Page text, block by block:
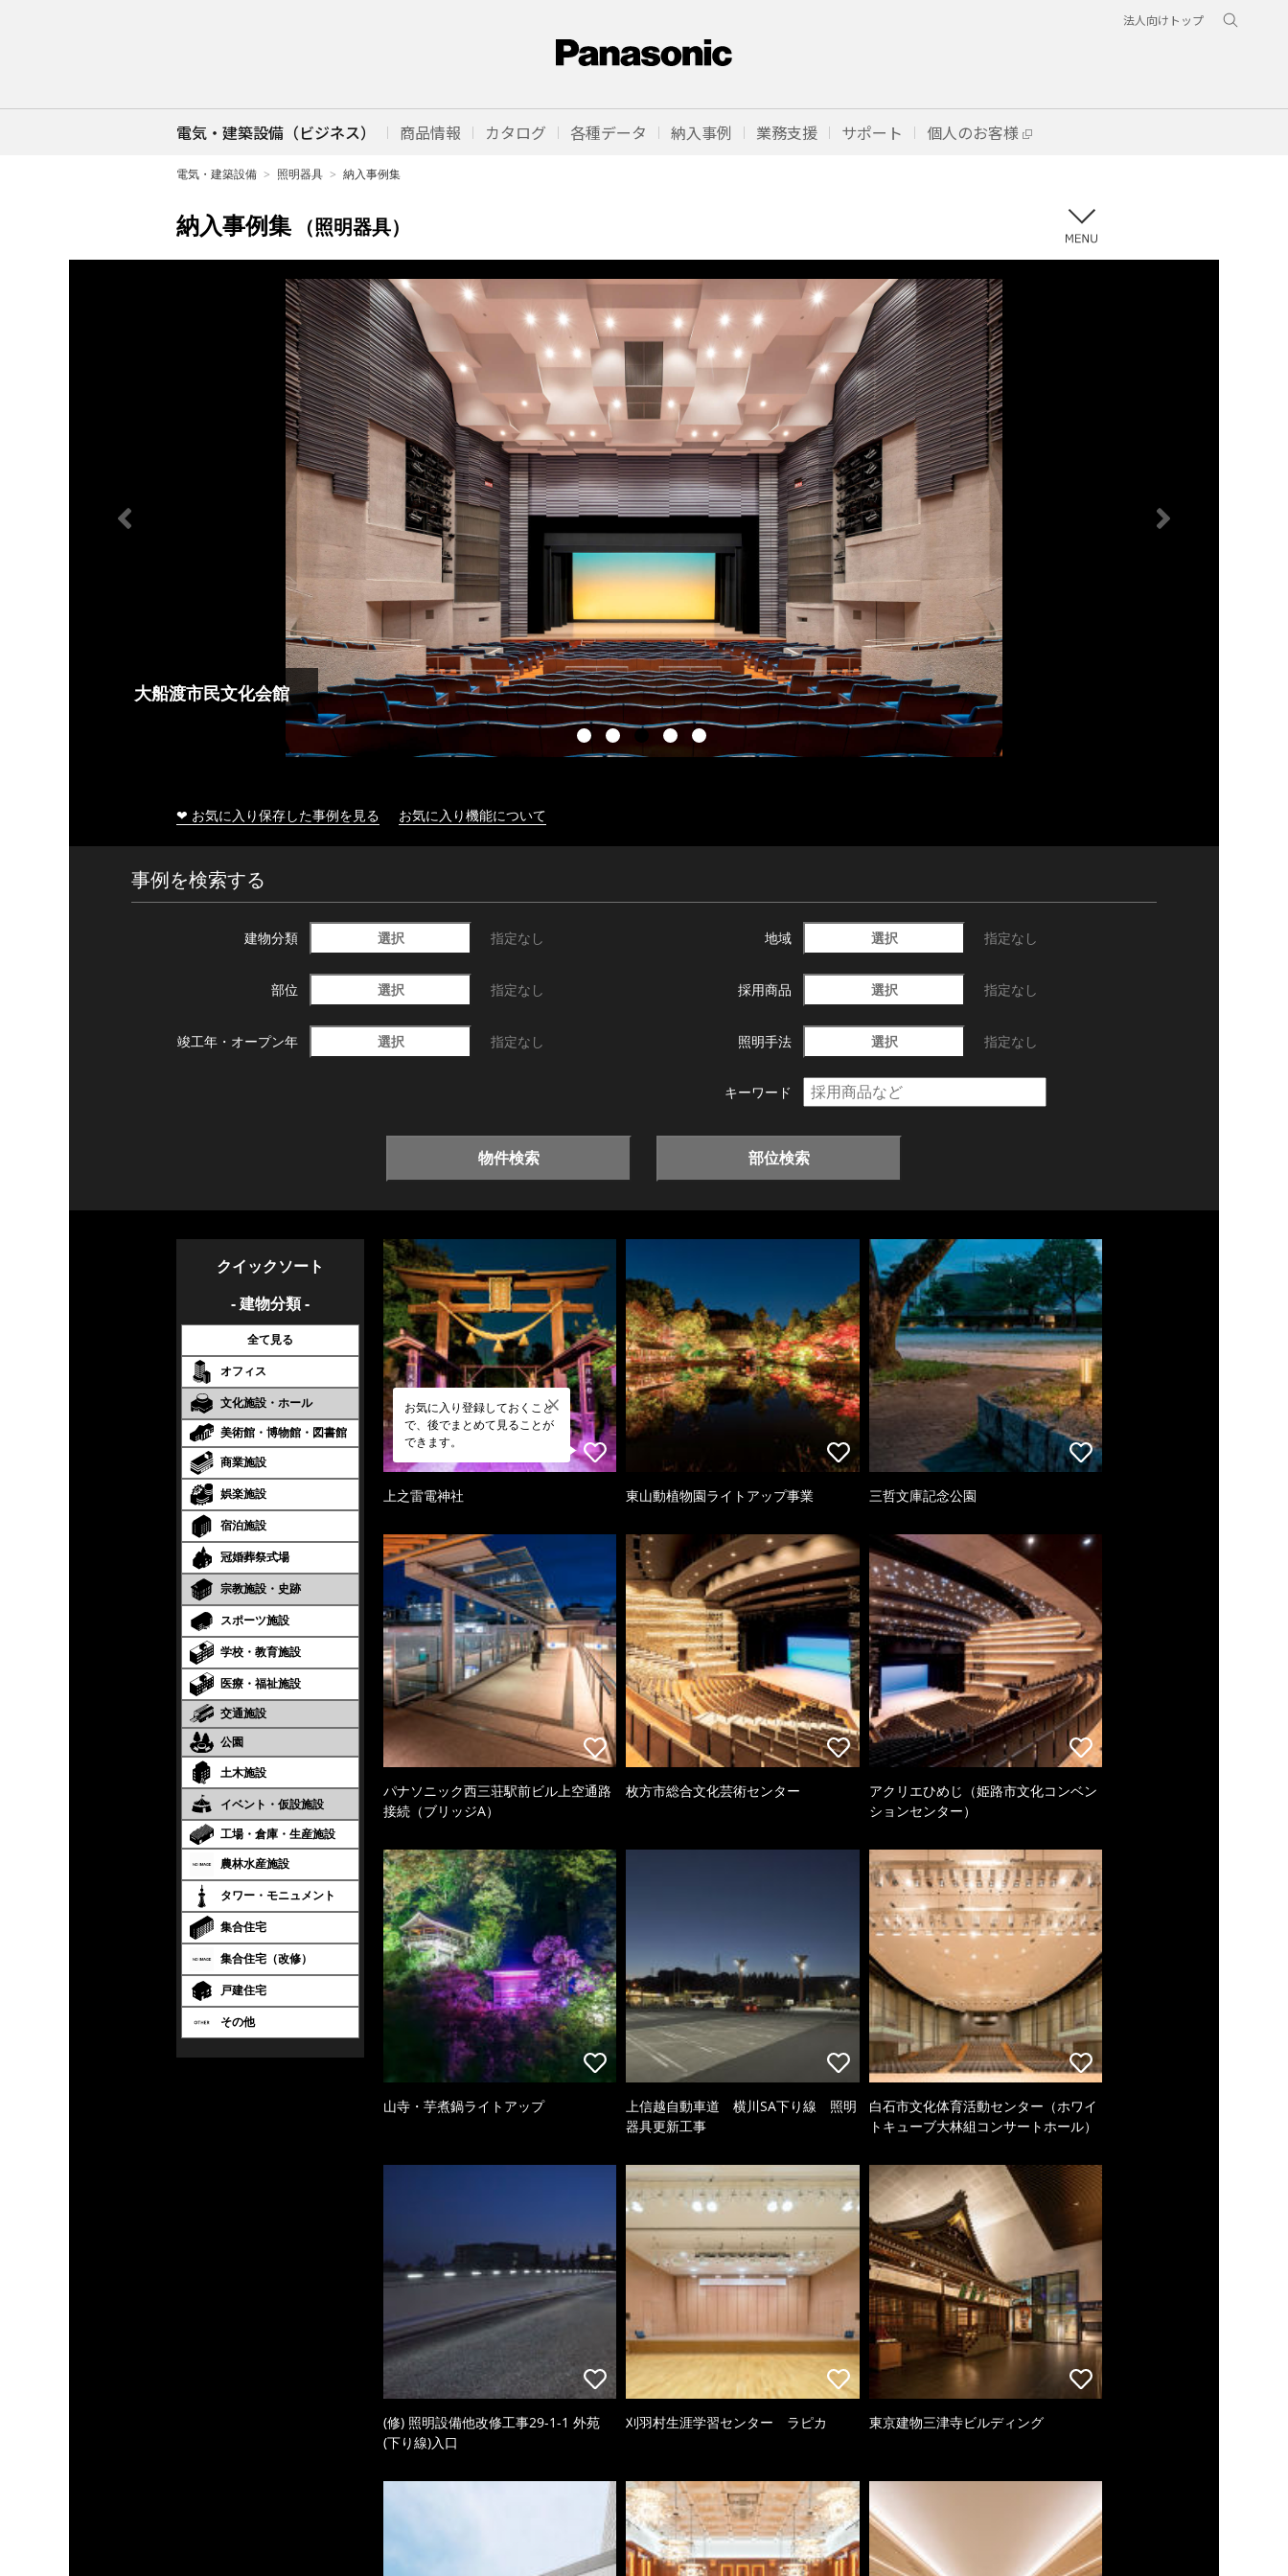
法人向けトップ
電気・建築設備（ビジネス） 商品情報 カタログ 各種データ 納入事例 業務支援 サポート 個人のお客様
電気・建築設備 照明器具 納入事例集
納入事例集 （照明器具）
大船渡市民文化会館
❤ お気に入り保存した事例を見る お気に入り機能について
事例を検索する
建物分類 選択 指定なし 地域 選択 指定なし
部位 選択 指定なし 採用商品 選択 指定なし
竣工年・ オープン年 選択 指定なし 照明手法 選択 指定なし
キーワード
物件検索 部位検索
クイックソート
- 建物分類 -
全て見る
オフィス
文化施設・ホール
美術館・博物館・図書館
商業施設
娯楽施設
宿泊施設
冠婚葬祭式場
宗教施設・史跡
スポーツ施設
学校・教育施設
医療・福祉施設
交通施設
公園
土木施設
イベント・仮設施設
工場・倉庫・生産施設
農林水産施設
タワー・モニュメント
集合住宅
集合住宅（改修）
戸建住宅
その他
お気に入り登録しておくこと
で、後でまとめて見ることが
できます。
上之雷電神社 東山動植物園ライトアップ事業 三哲文庫記念公園
パナソニック西三荘駅前ビル上空通路
接続（ブリッジA）
枚方市総合文化芸術センター
アクリエひめじ（姫路市文化コンベン
ションセンター）
山寺・芋煮鍋ライトアップ
上信越自動車道 横川SA下り線 照明
器具更新工事
白石市文化体育活動センター（ホワイ
トキューブ大林組コンサートホール）
(修) 照明設備他改修工事29-1-1 外苑
(下り線)入口
刈羽村生涯学習センター ラピカ 東京建物三津寺ビルディング